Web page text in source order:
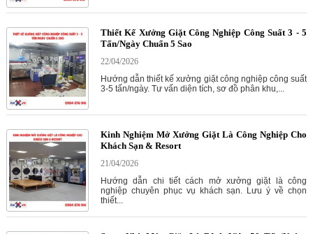
Thiết Kế Xưởng Giặt Công Nghiệp Công Suất 3 - 5
Tấn/Ngày Chuẩn 5 Sao
22/04/2026
Hướng dẫn thiết kế xưởng giặt công nghiệp công suất
3-5 tấn/ngày. Tư vấn diện tích, sơ đồ phân khu,...
Kinh Nghiệm Mở Xưởng Giặt Là Công Nghiệp Cho
Khách Sạn & Resort
21/04/2026
Hướng dẫn chi tiết cách mở xưởng giặt là công
nghiệp chuyên phục vụ khách sạn. Lưu ý về chọn
thiết...